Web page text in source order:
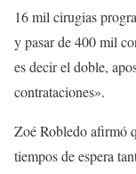
16 mil cirugias
y pasar de 400 mil
es decir el doble,
contrataciones».
Zoé Robledo afirmó
tiempos de espera